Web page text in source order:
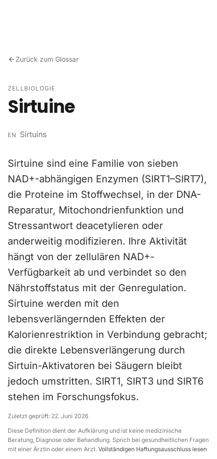
Zurück zum Glossar
ZELLBIOLOGIE
Sirtuine
EN Sirtuins
Sirtuine sind eine Familie von sieben
NAD+-abhängigen Enzymen (SIRT1–SIRT7),
die Proteine im Stoffwechsel, in der DNA-
Reparatur, Mitochondrienfunktion und
Stressantwort deacetylieren oder
anderweitig modifizieren. Ihre Aktivität
hängt von der zellulären NAD+-
Verfügbarkeit ab und verbindet so den
Nährstoffstatus mit der Genregulation.
Sirtuine werden mit den
lebensverlängernden Effekten der
Kalorienrestriktion in Verbindung gebracht;
die direkte Lebensverlängerung durch
Sirtuin-Aktivatoren bei Säugern bleibt
jedoch umstritten. SIRT1, SIRT3 und SIRT6
stehen im Forschungsfokus.
Zuletzt geprüft: 22. Juni 2026
Diese Definition dient der Aufklärung und ist keine medizinische
Beratung, Diagnose oder Behandlung. Sprich bei gesundheitlichen Fragen
mit einer Ärztin oder einem Arzt. Vollständigen Haftungsausschluss lesen